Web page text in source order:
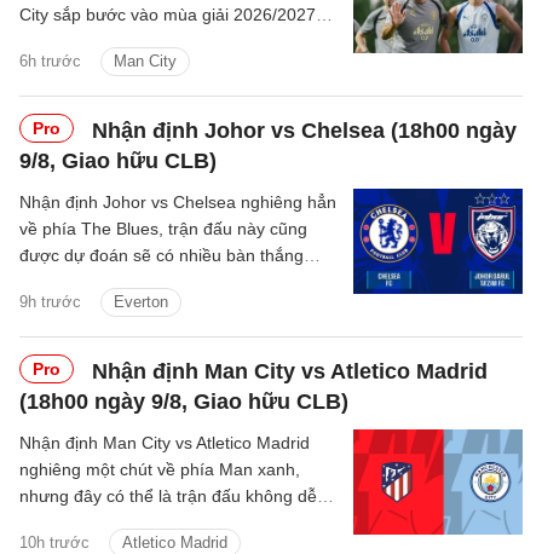
6h trước Man City
City sắp bước vào mùa giải 2026/2027
trên băng ghế chỉ đạo.
Pro
Nhận định Johor vs Chelsea (18h00 ngày
9/8, Giao hữu CLB)
9h trước Everton
Nhận định Johor vs Chelsea nghiêng hẳn
về phía The Blues, trận đấu này cũng
được dự đoán sẽ có nhiều bàn thắng
Pro
Nhận định Man City vs Atletico Madrid
(18h00 ngày 9/8, Giao hữu CLB)
10h trước Atletico Madrid
Nhận định Man City vs Atletico Madrid
nghiêng một chút về phía Man xanh,
nhưng đây có thể là trận đấu không dễ